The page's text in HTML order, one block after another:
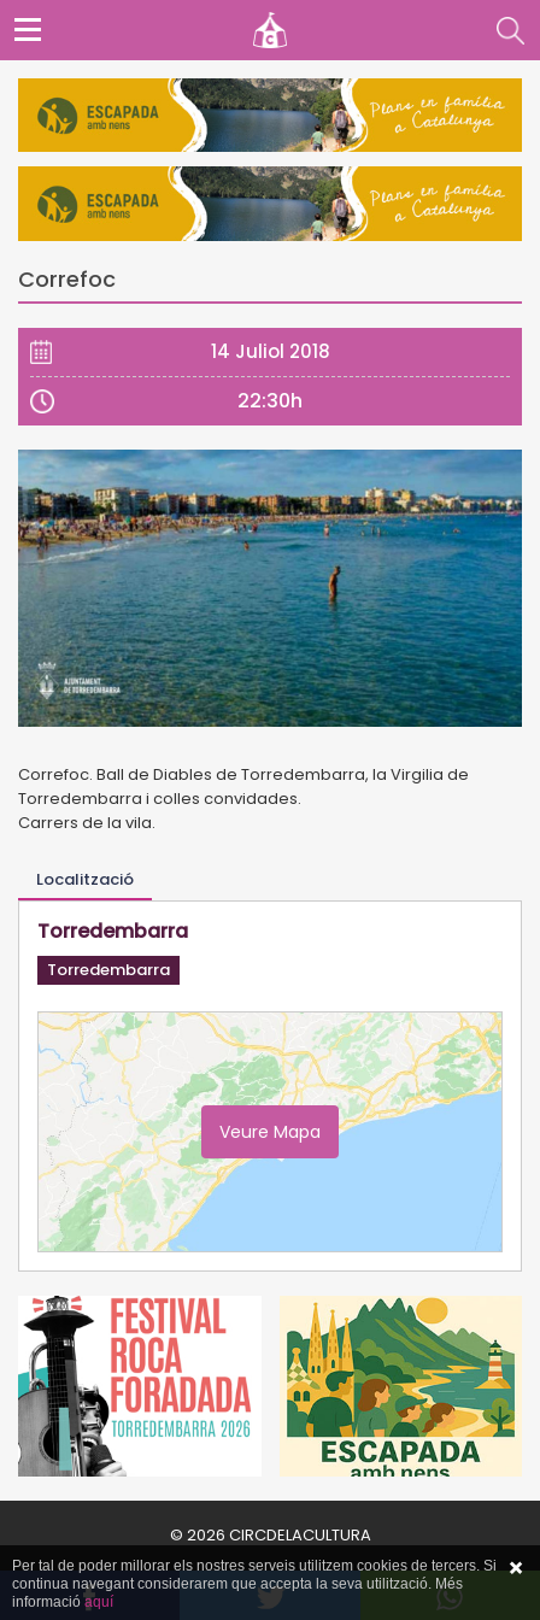
Correfoc
14 Juliol 2018
22:30h
Correfoc. Ball de Diables de Torredembarra, la Virgilia de
Torredembarra i colles convidades.
Carrers de la vila.
Localització
Torredembarra
Torredembarra
Veure Mapa
© 2026 CIRCDELACULTURA
Per tal de poder millorar els nostres serveis utilitzem cookies de tercers. Si
continua navegant considerarem que accepta la seva utilització. Més
informacióaquí